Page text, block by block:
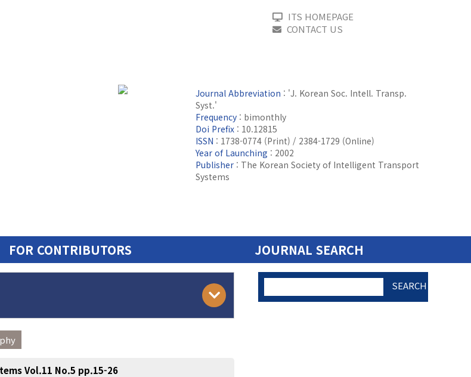
ITS HOMEPAGE
CONTACT US
Journal Abbreviation : 'J. Korean Soc. Intell. Transp.
Syst.'
Frequency : bimonthly
Doi Prefix : 10.12815
ISSN : 1738-0774 (Print) / 2384-1729 (Online)
Year of Launching : 2002
Publisher : The Korean Society of Intelligent Transport
Systems
FOR CONTRIBUTORS JOURNAL SEARCH
Vol.11 No.5 pp.15-26
SEARCH